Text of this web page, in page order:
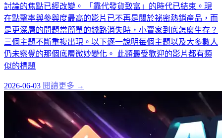
討論的焦點已經改變。 「靠代發貨致富」的時代已結束。現
在點擊率與參與度最高的影片已不再是關於祕密熱銷產品，而
是更深層的問題當簡單的錢路消失時，小賣家到底怎麼生存？
三個主題不斷重複出現。以下逐一說明每個主題以及大多數人
仍未察覺的那個底層微妙變化。 此類最受歡迎的影片都有類
似的標題
2026-06-03 閱讀更多 →